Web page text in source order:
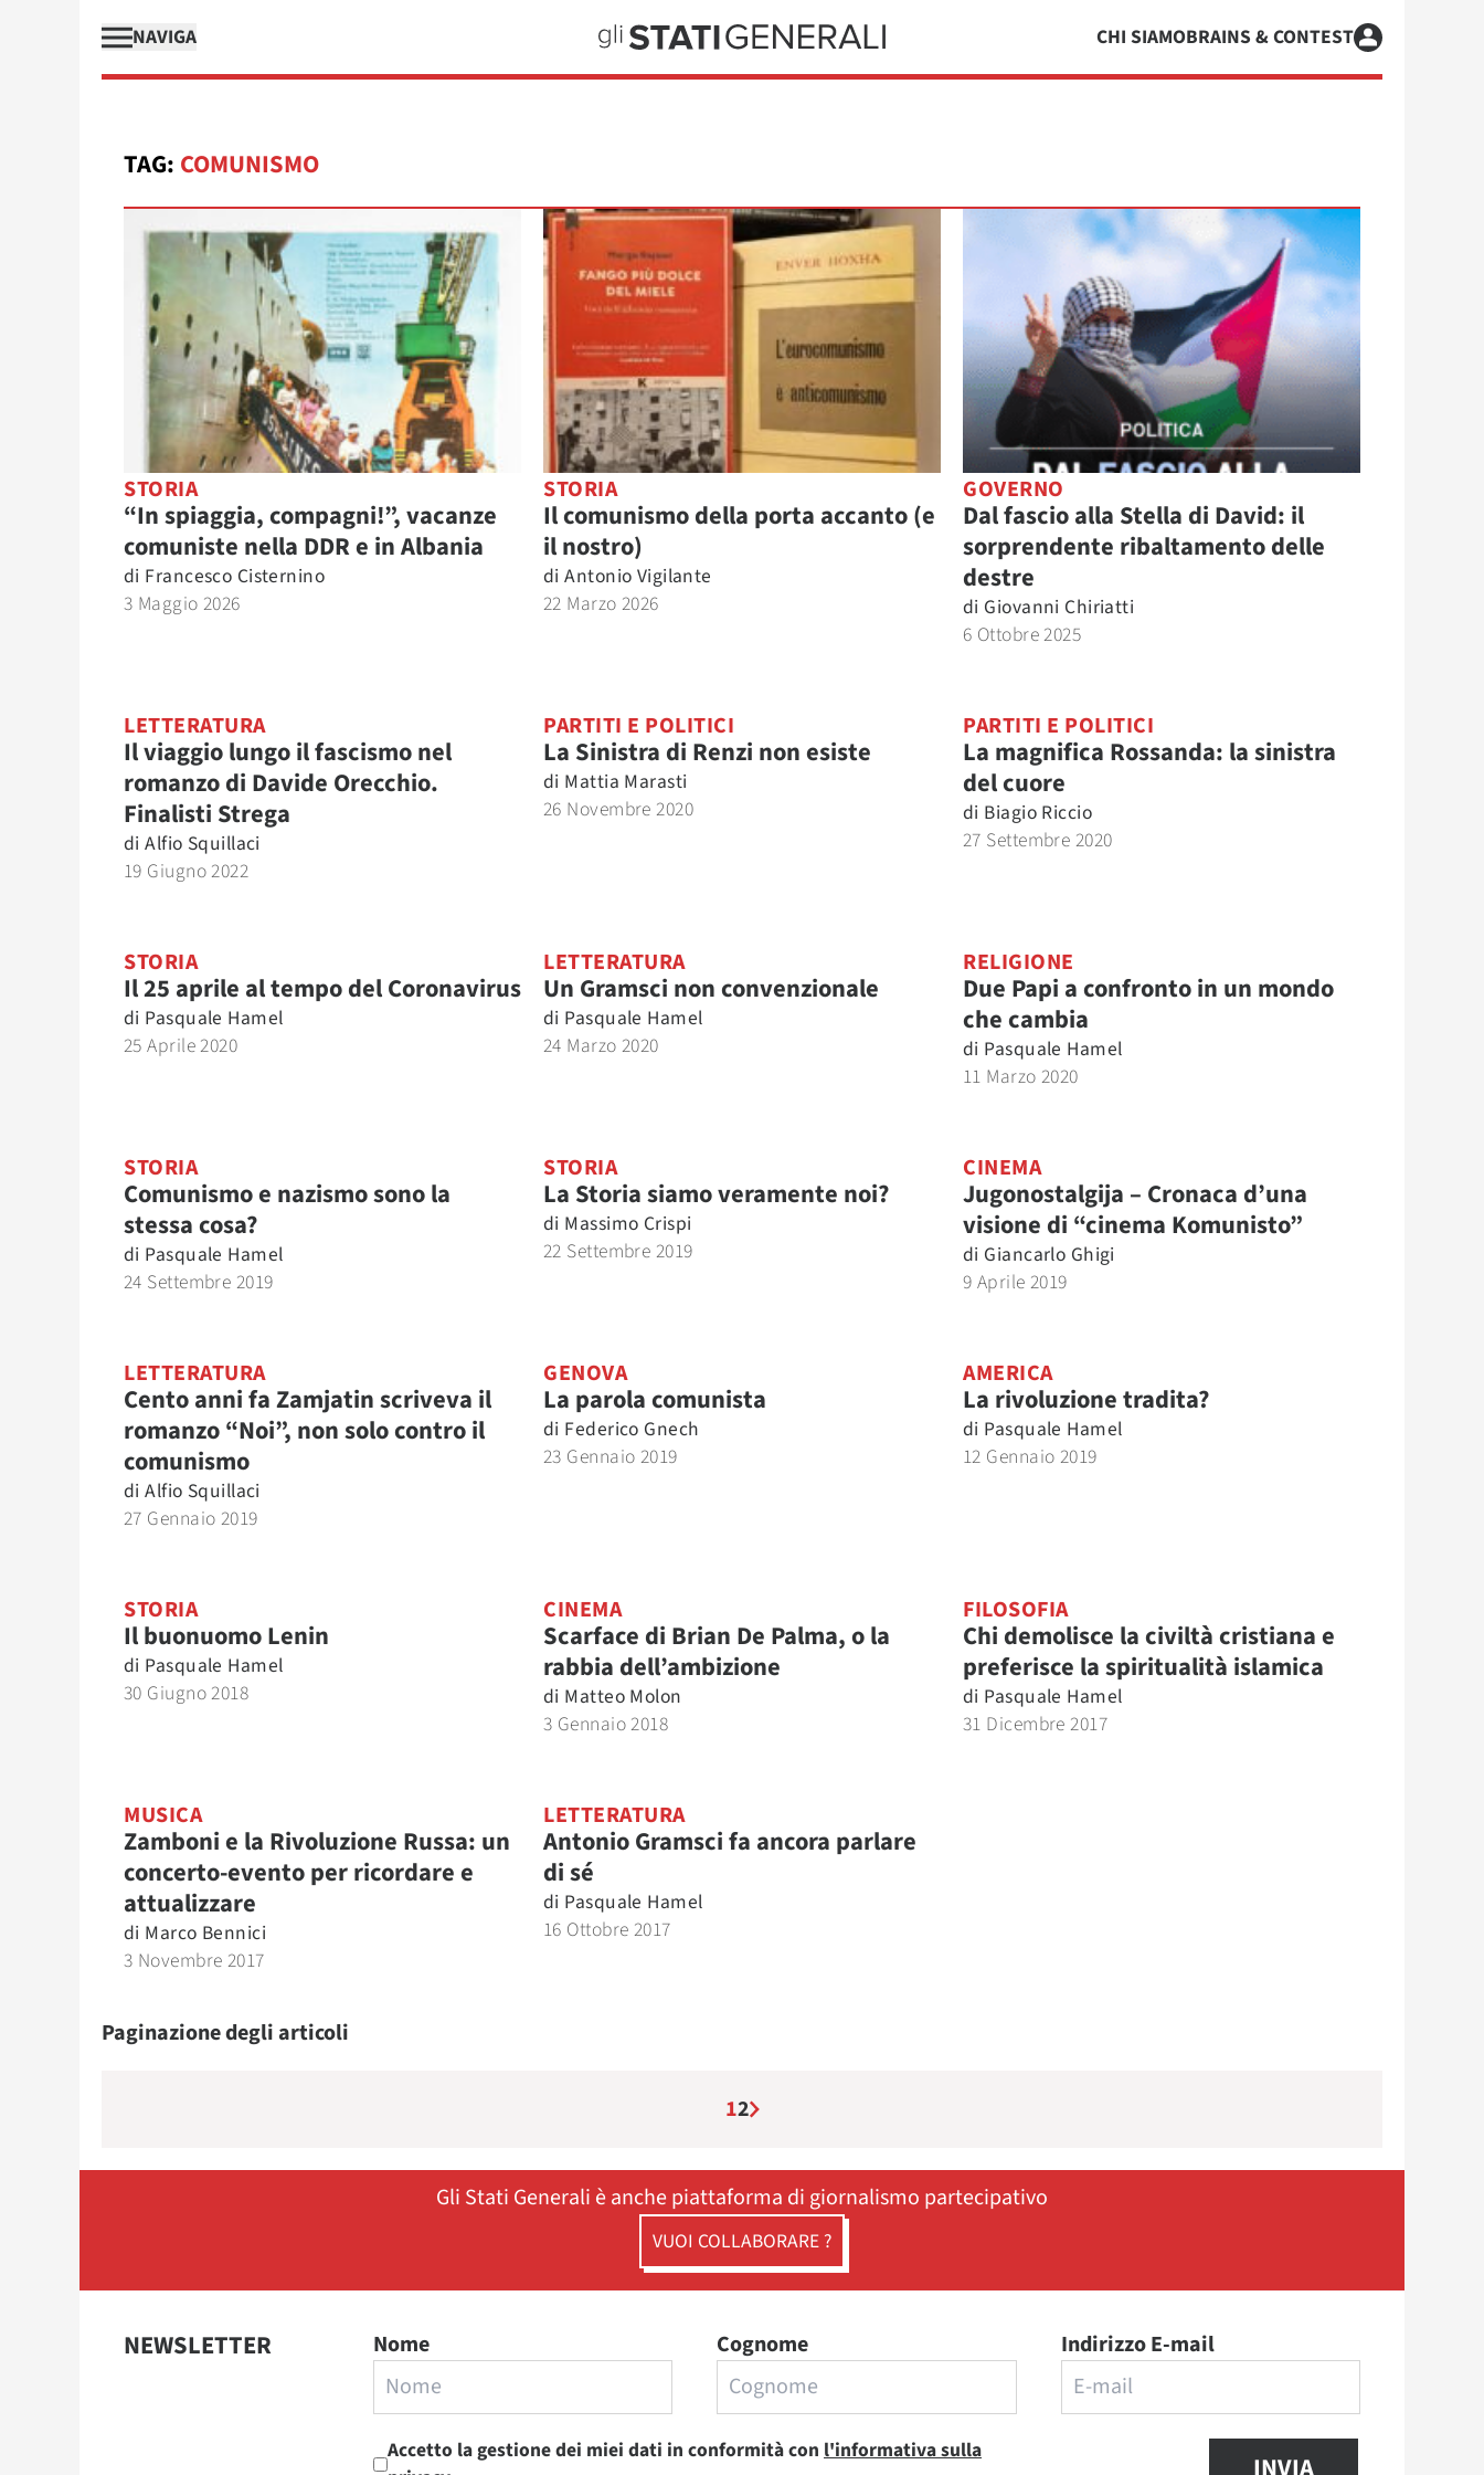
NAVIGA CHI SIAMOBRAINS & CONTEST
TAG: COMUNISMO
STORIA
“In spiaggia, compagni!”, vacanze
comuniste nella DDR e in Albania
di Francesco Cisternino
3 Maggio 2026
STORIA
Il comunismo della porta accanto (e
il nostro)
di Antonio Vigilante
22 Marzo 2026
GOVERNO
Dal fascio alla Stella di David: il
sorprendente ribaltamento delle
destre
di Giovanni Chiriatti
6 Ottobre 2025
LETTERATURA
Il viaggio lungo il fascismo nel
romanzo di Davide Orecchio.
Finalisti Strega
di Alfio Squillaci
19 Giugno 2022
PARTITI E POLITICI
La Sinistra di Renzi non esiste
di Mattia Marasti
26 Novembre 2020
PARTITI E POLITICI
La magnifica Rossanda: la sinistra
del cuore
di Biagio Riccio
27 Settembre 2020
STORIA
Il 25 aprile al tempo del Coronavirus
di Pasquale Hamel
25 Aprile 2020
LETTERATURA
Un Gramsci non convenzionale
di Pasquale Hamel
24 Marzo 2020
RELIGIONE
Due Papi a confronto in un mondo
che cambia
di Pasquale Hamel
11 Marzo 2020
STORIA
Comunismo e nazismo sono la
stessa cosa?
di Pasquale Hamel
24 Settembre 2019
STORIA
La Storia siamo veramente noi?
di Massimo Crispi
22 Settembre 2019
CINEMA
Jugonostalgija – Cronaca d’una
visione di “cinema Komunisto”
di Giancarlo Ghigi
9 Aprile 2019
LETTERATURA
Cento anni fa Zamjatin scriveva il
romanzo “Noi”, non solo contro il
comunismo
di Alfio Squillaci
27 Gennaio 2019
GENOVA
La parola comunista
di Federico Gnech
23 Gennaio 2019
AMERICA
La rivoluzione tradita?
di Pasquale Hamel
12 Gennaio 2019
STORIA
Il buonuomo Lenin
di Pasquale Hamel
30 Giugno 2018
CINEMA
Scarface di Brian De Palma, o la
rabbia dell’ambizione
di Matteo Molon
3 Gennaio 2018
FILOSOFIA
Chi demolisce la civiltà cristiana e
preferisce la spiritualità islamica
di Pasquale Hamel
31 Dicembre 2017
MUSICA
Zamboni e la Rivoluzione Russa: un
concerto-evento per ricordare e
attualizzare
di Marco Bennici
3 Novembre 2017
LETTERATURA
Antonio Gramsci fa ancora parlare
di sé
di Pasquale Hamel
16 Ottobre 2017
Paginazione degli articoli
12
Gli Stati Generali è anche piattaforma di giornalismo partecipativo
VUOI COLLABORARE ?
NEWSLETTER Nome Cognome Indirizzo E-mail
Accetto la gestione dei miei dati in conformità con l'informativa sulla